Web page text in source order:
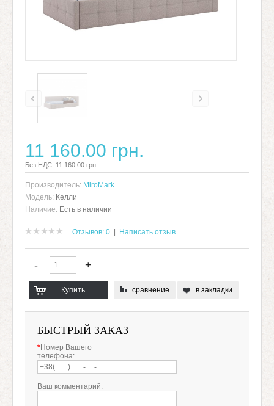
11 160.00 грн.
Без НДС: 11 160.00 грн.
Производитель: MiroMark
Модель: Келли
Наличие: Есть в наличии
Отзывов: 0 Написать отзыв
сравнение в закладки
БЫСТРЫЙ ЗАКАЗ
*Номер Вашего
телефона:
Ваш комментарий: